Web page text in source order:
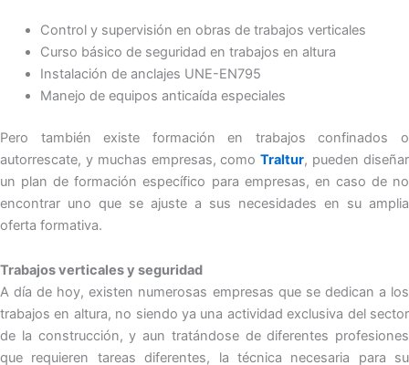
Control y supervisión en obras de trabajos verticales
Curso básico de seguridad en trabajos en altura
Instalación de anclajes UNE-EN795
Manejo de equipos anticaída especiales
Pero también existe formación en trabajos confinados o
autorrescate, y muchas empresas, comoTraltur, pueden diseñar
un plan de formación específico para empresas, en caso de no
encontrar uno que se ajuste a sus necesidades en su amplia
oferta formativa.
Trabajos verticales y seguridad
A día de hoy, existen numerosas empresas que se dedican a los
trabajos en altura, no siendo ya una actividad exclusiva del sector
de la construcción, y aun tratándose de diferentes profesiones
que requieren tareas diferentes, la técnica necesaria para su